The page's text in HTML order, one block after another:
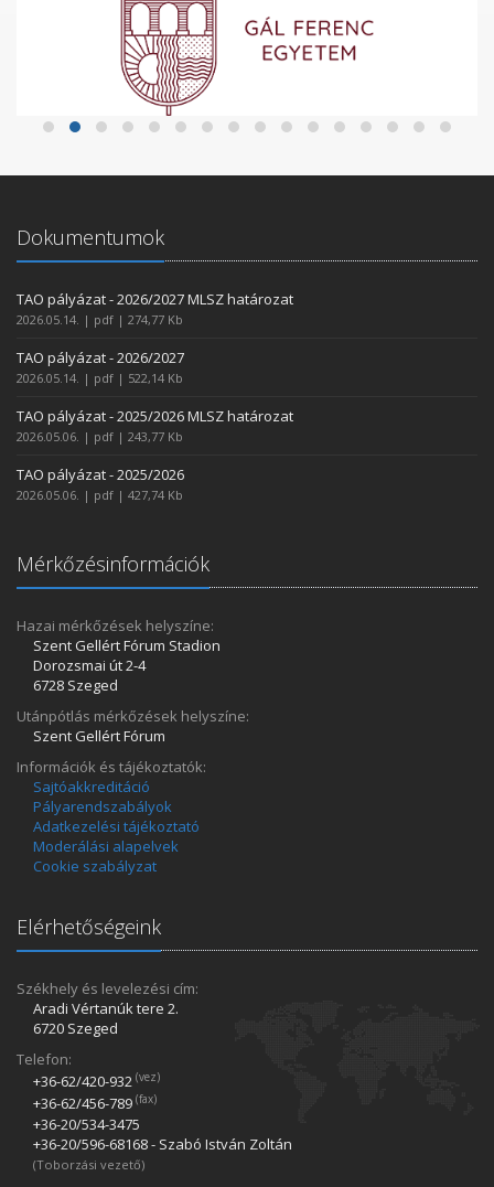
Dokumentumok
TAO pályázat - 2026/2027 MLSZ határozat
2026.05.14. | pdf | 274,77 Kb
TAO pályázat - 2026/2027
2026.05.14. | pdf | 522,14 Kb
TAO pályázat - 2025/2026 MLSZ határozat
2026.05.06. | pdf | 243,77 Kb
TAO pályázat - 2025/2026
2026.05.06. | pdf | 427,74 Kb
Mérkőzésinformációk
Hazai mérkőzések helyszíne:
Szent Gellért Fórum Stadion
Dorozsmai út 2-4
6728 Szeged
Utánpótlás mérkőzések helyszíne:
Szent Gellért Fórum
Információk és tájékoztatók:
Sajtóakkreditáció
Pályarendszabályok
Adatkezelési tájékoztató
Moderálási alapelvek
Cookie szabályzat
Elérhetőségeink
Székhely és levelezési cím:
Aradi Vértanúk tere 2.
6720 Szeged
Telefon:
+36-62/420­-932 (vez)
+36-62/456­-789 (fax)
+36-20/534­-3475
+36-20/596­-68168 - Szabó István Zoltán
(Toborzási vezető)